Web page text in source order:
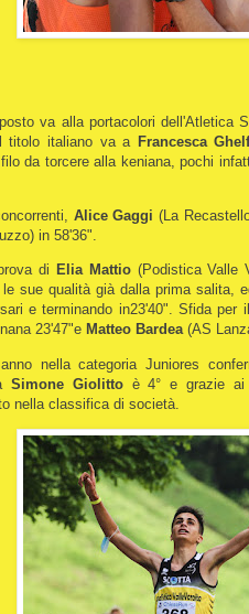
va alla portacolori dell'Atletica
titolo italiano va a Francesca
da torcere alla keniana, pochi
Alice Gaggi(La
in 58'36".
di Elia Mattio(Podistica Valle
sue qualità già dalla prima salita,
e terminando in23'40". Sfida per
23'47"e Matteo Bardea(AS
nella categoria Juniores
Simone Giolittoè 4° e grazie ai
nella classifica di società.